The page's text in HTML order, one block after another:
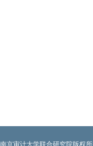
南京审计大学联合研究院版权